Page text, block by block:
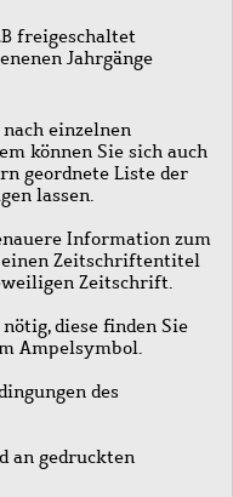
freigeschaltet
Jahrgänge
einzelnen
können Sie sich auch
geordnete Liste der
lassen.
Information zum
einen Zeitschriftentitel
Zeitschrift.
diese finden Sie
Ampelsymbol.
des
an gedruckten